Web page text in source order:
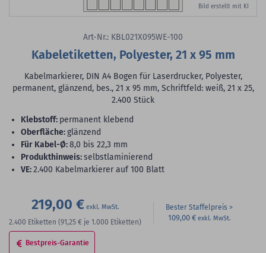
Bild erstellt mit KI
Art-Nr.: KBL021X095WE-100
Kabeletiketten, Polyester, 21 x 95 mm
Kabelmarkierer, DIN A4 Bogen für Laserdrucker, Polyester,
permanent, glänzend, bes., 21 x 95 mm, Schriftfeld: weiß, 21 x 25,
2.400 Stück
Klebstoff: permanent klebend
Oberfläche:glänzend
für Kabel-Ø:8,0 bis 22,3 mm
Produkthinweis:selbstlaminierend
VE:2.400 Kabelmarkierer auf 100 Blatt
219,00 €
2.400 Etiketten (91,25 € je 1.000 Etiketten)
Bester Staffelpreis
109,00 €
Bestpreis-Garantie